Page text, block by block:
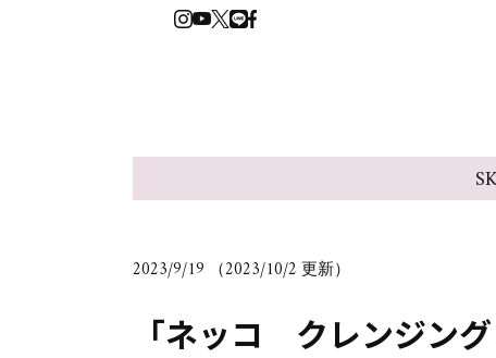
2023/9/19 （2023/10/2 更新）
「ネッコ クレンジン